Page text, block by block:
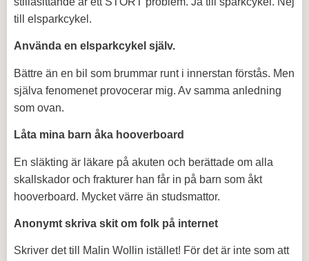
till elsparkcykel.
Använda en elsparkcykel själv.
Bättre än en bil som brummar runt i innerstan förstås. Men
själva fenomenet provocerar mig. Av samma anledning
som ovan.
Låta mina barn åka hooverboard
En släkting är läkare på akuten och berättade om alla
skallskador och frakturer han får in på barn som åkt
hooverboard. Mycket värre än studsmattor.
Anonymt skriva skit om folk på internet
Skriver det till Malin Wollin istället! För det är inte som att